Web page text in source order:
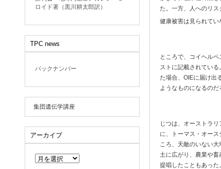
た。一方、人へのリ
健康被害は見られて
ところで、コイヘル
ストに記載されてい
た場合、OIEに届け出
ようなものになるのだ
じつは、オーストラ
に、トーマス・オー
ころ、天敵のいない
土に広がり、農業や
提唱したこともあっ
ロイド著（黒川耕太郎訳）
TPC news
バックナンバー
集団遺伝学講座
アーカイブ